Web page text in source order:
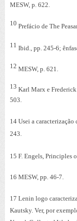
MESW, p. 622.
10 Prefácio de The
11 Ibid., pp. 245-6;
12 MESW, p. 621.
13 Karl Marx e Frederick
503.
14 Usei a caracterização
243.
15 F. Engels, Principles
16 MESW, pp. 46-7.
17 Lenin logo
Kautsky. Ver, por